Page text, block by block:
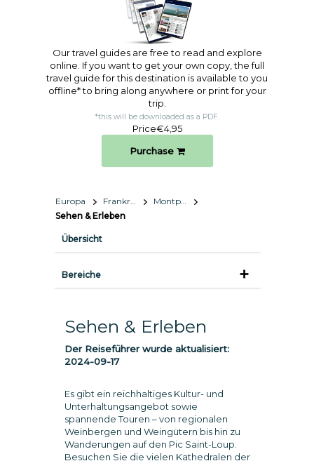
Our travel guides are free to read and explore
online. If you want to get your own copy, the full
travel guide for this destination is available to you
offline* to bring along anywhere or print for your
trip.​
*this will be downloaded as a PDF.
Price€4,95
Purchase
Europa Frankreich
Montpellier
Sehen & Erleben
Übersicht
Bereiche
Sehen & Erleben
Der Reiseführer wurde aktualisiert:
2024-09-17
Es gibt ein reichhaltiges Kultur- und
Unterhaltungsangebot sowie
spannende Touren – von regionalen
Weinbergen und Weingütern bis hin zu
Wanderungen auf den Pic Saint-Loup.
Besuchen Sie die vielen Kathedralen der